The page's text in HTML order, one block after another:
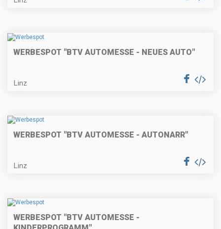
WERBESPOT "BTV AUTOMESSE - NEUES AUTO"
Linz
WERBESPOT "BTV AUTOMESSE - AUTONARR"
Linz
WERBESPOT "BTV AUTOMESSE -